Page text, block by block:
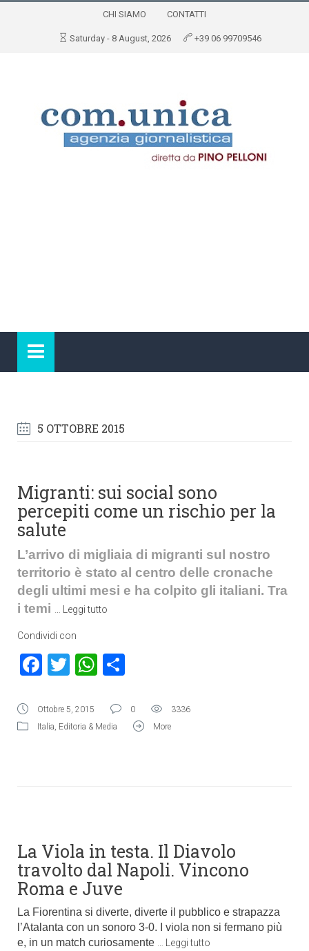
CHI SIAMO CONTATTI
Saturday - 8 August, 2026 +39 06 99709546
5 OTTOBRE 2015
Migranti: sui social sono
percepiti come un rischio per la
salute
L’arrivo di migliaia di migranti sul nostro
territorio è stato al centro delle cronache
degli ultimi mesi e ha colpito gli italiani. Tra
i temi
Leggi tutto
Condividi con
Facebook
TwitterWhatsApp
Ottobre 5, 2015 0
3336
Italia, Editoria & Media More
La Viola in testa. Il Diavolo
travolto dal Napoli. Vincono
Roma e Juve
La Fiorentina si diverte, diverte il pubblico e strapazza
l’Atalanta con un sonoro 3-0. I viola non si fermano più
e, in un match curiosamente
Leggi tutto